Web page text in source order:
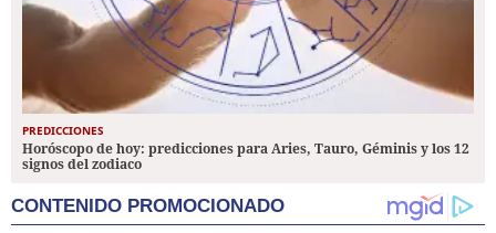
PREDICCIONES
Horóscopo de hoy: predicciones para Aries, Tauro, Géminis y los 12
signos del zodiaco
CONTENIDO PROMOCIONADO